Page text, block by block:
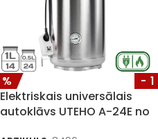
Elektriskais universālais
autoklāvs UTEHO A-24E no
-